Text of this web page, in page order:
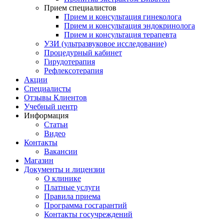
Прием специалистов
Прием и консультация гинеколога
Прием и консультация эндокринолога
Прием и консультация терапевта
УЗИ (ультразвуковое исследование)
Процедурный кабинет
Гирудотерапия
Рефлексотерапия
Акции
Специалисты
Отзывы Клиентов
Учебный центр
Информация
Статьи
Видео
Контакты
Вакансии
Магазин
Документы и лицензии
О клинике
Платные услуги
Правила приема
Программа госгарантий
Контакты госучреждений